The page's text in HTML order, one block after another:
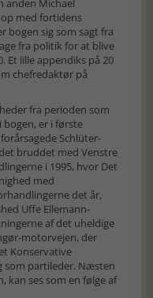
anden Michael
med fortidens
bogen sig som sagt fra
fra politik for at blive
Et lille appendiks på 20
chefredaktør på
fra perioden som
er i første
Schlüter-
bruddet med Venstre
i 1995, hvor Det
med
det år,
Uffe Ellemann-
af det uheldige
motorvejen, der
Konservative
som partileder. Næsten
kan ses som en følge af